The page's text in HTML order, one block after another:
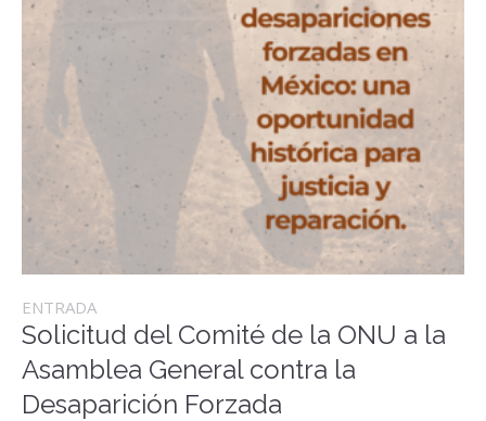
ENTRADA
Solicitud del Comité de la ONU a la
Asamblea General contra la
Desaparición Forzada